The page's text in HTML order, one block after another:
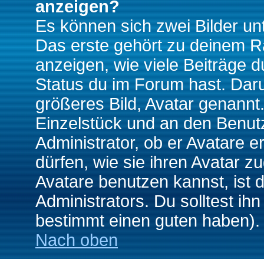
anzeigen?
Es können sich zwei Bilder
Das erste gehört zu deinem
anzeigen, wie viele Beiträge
Status du im Forum hast.
größeres Bild, Avatar
Einzelstück und an den
Administrator, ob er Avatare
dürfen, wie sie ihren Avatar
Avatare benutzen kannst, ist
Administrators. Du solltest
bestimmt einen guten haben).
Nach oben